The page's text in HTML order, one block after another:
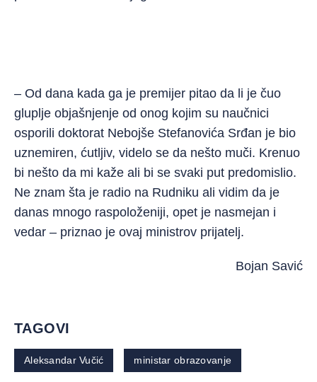
– Od dana kada ga je premijer pitao da li je čuo
gluplje objašnjenje od onog kojim su naučnici
osporili doktorat Nebojše Stefanovića Srđan je bio
uznemiren, ćutljiv, videlo se da nešto muči. Krenuo
bi nešto da mi kaže ali bi se svaki put predomislio.
Ne znam šta je radio na Rudniku ali vidim da je
danas mnogo raspoloženiji, opet je nasmejan i
vedar – priznao je ovaj ministrov prijatelj.
Bojan Savić
TAGOVI
Aleksandar Vučić ministar obrazovanje